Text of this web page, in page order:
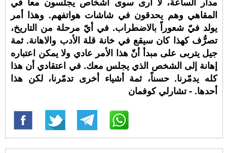
المقاهي وهم يحدقون في شاشات هواتفهم. وهذا أمر
يولد فيّ شعوراً بالاضطراب. في أيّ مرحلة من التاريخ،
تصرُّف كهذا كان سيقع في خانة قلة الأدب والاهانة. ثمة
جيل يتربى على مبدأ أنّ هذا الأمر عادي ولا يمكن اعتباره
إهانة إلى الشخص الذي يجلس معك. في اعتقادي أن هذا
كله يدمّرنا. حسناً، ثمة أشياء أخرى تدمّرنا، لكن هذا
أحدها. - تشارلي كوفمان